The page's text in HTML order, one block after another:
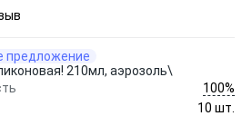
предложение
210мл, аэрозоль\
100%
10 шт.